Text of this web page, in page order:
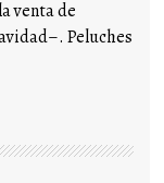
venta de
Peluches